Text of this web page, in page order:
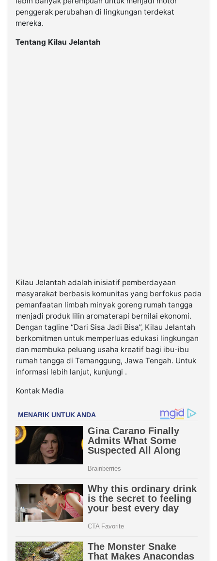
penggerak perubahan di lingkungan terdekat
mereka.
Tentang Kilau Jelantah
Kilau Jelantah adalah inisiatif pemberdayaan
masyarakat berbasis komunitas yang berfokus pada
pemanfaatan limbah minyak goreng rumah tangga
menjadi produk lilin aromaterapi bernilai ekonomi.
Dengan tagline “Dari Sisa Jadi Bisa”, Kilau Jelantah
berkomitmen untuk memperluas edukasi lingkungan
dan membuka peluang usaha kreatif bagi ibu-ibu
rumah tangga di Temanggung, Jawa Tengah. Untuk
informasi lebih lanjut, kunjungi .
Kontak Media